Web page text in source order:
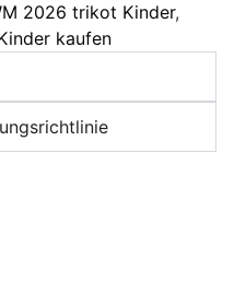
2026 trikot Kinder,
kaufen